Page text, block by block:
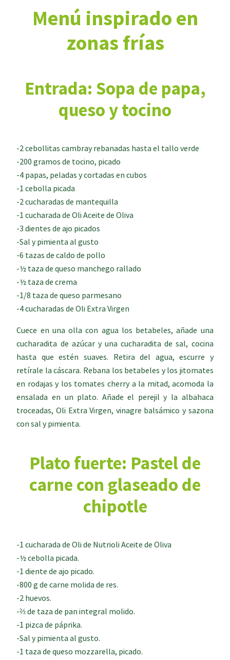
Menú inspirado en
zonas frías
Entrada: Sopa de papa,
queso y tocino
-2 cebollitas cambray rebanadas hasta el tallo verde
-200 gramos de tocino, picado
-4 papas, peladas y cortadas en cubos
-1 cebolla picada
-2 cucharadas de mantequilla
-1 cucharada de Oli Aceite de Oliva
-3 dientes de ajo picados
-Sal y pimienta al gusto
-6 tazas de caldo de pollo
-½ taza de queso manchego rallado
-½ taza de crema
-1/8 taza de queso parmesano
-4 cucharadas de Oli Extra Virgen
Cuece en una olla con agua los betabeles, añade una
cucharadita de azúcar y una cucharadita de sal, cocina
hasta que estén suaves. Retira del agua, escurre y
retírale la cáscara. Rebana los betabeles y los jitomates
en rodajas y los tomates cherry a la mitad, acomoda la
ensalada en un plato. Añade el perejil y la albahaca
troceadas, Oli Extra Virgen, vinagre balsámico y sazona
con sal y pimienta.
Plato fuerte: Pastel de
carne con glaseado de
chipotle
-1 cucharada de Oli de Nutrioli Aceite de Oliva
-½ cebolla picada.
-1 diente de ajo picado.
-800 g de carne molida de res.
-2 huevos.
-⅔ de taza de pan integral molido.
-1 pizca de páprika.
-Sal y pimienta al gusto.
-1 taza de queso mozzarella, picado.